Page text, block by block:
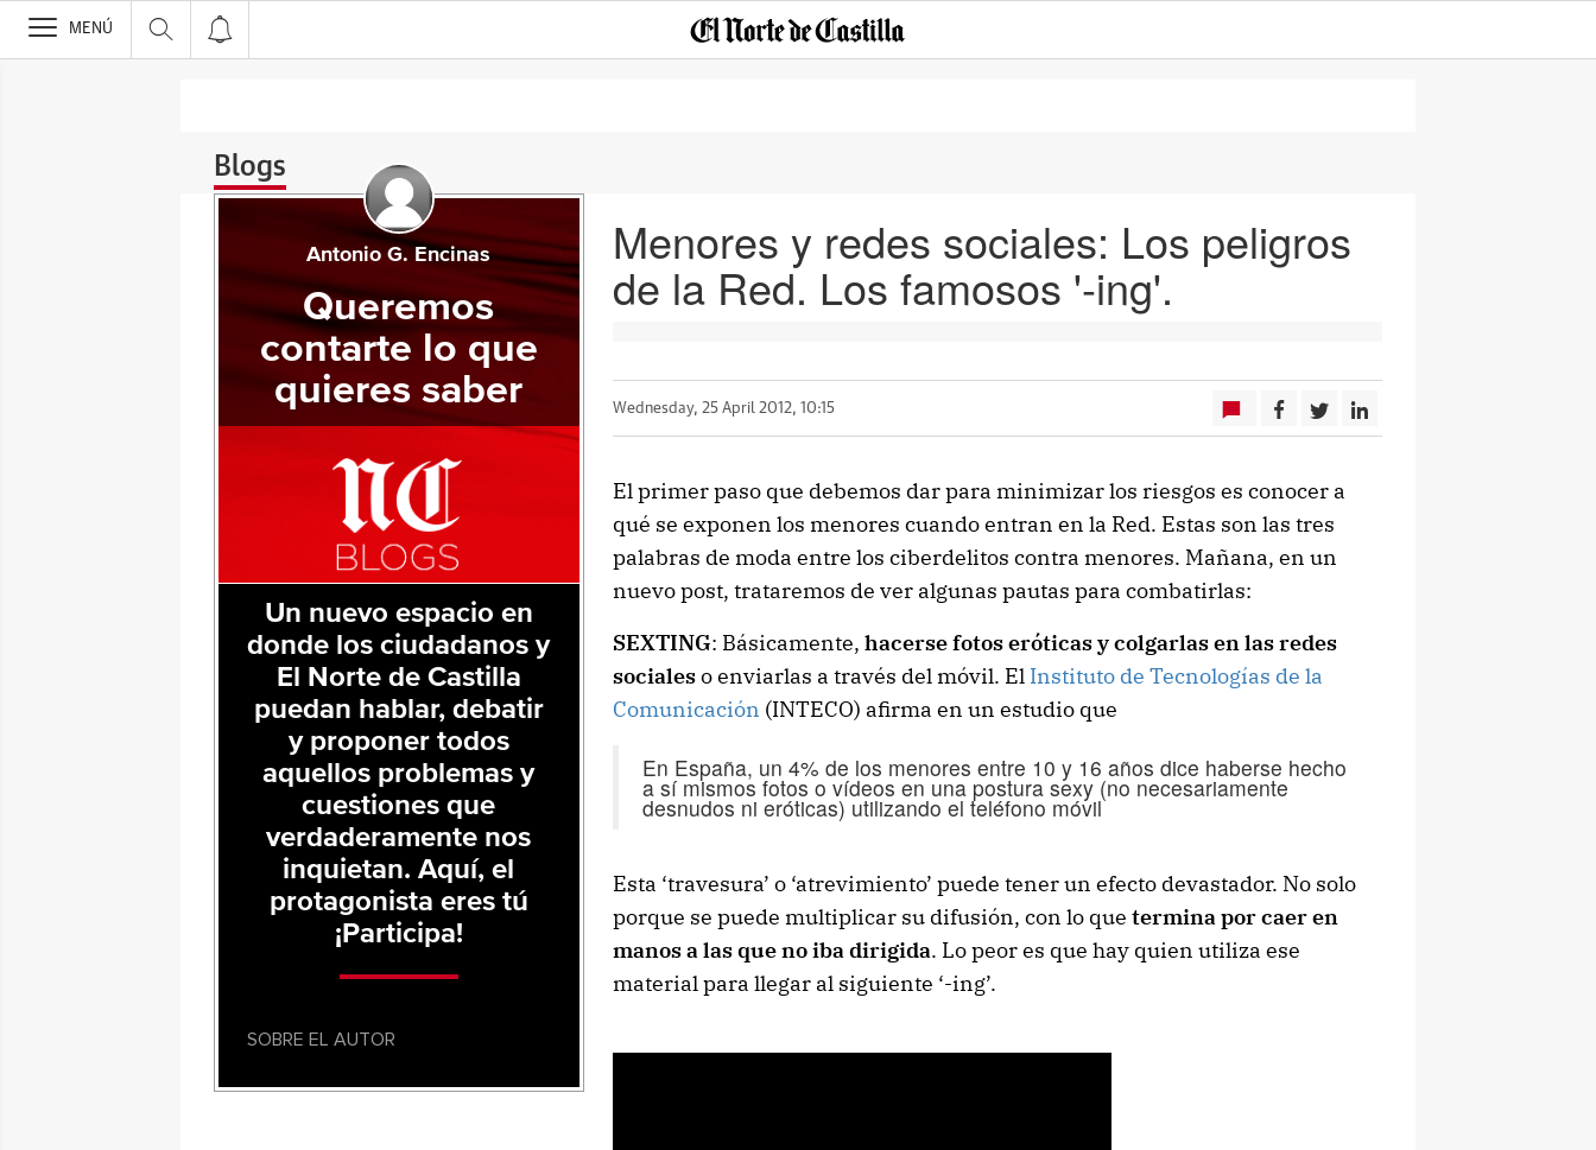
>
MENÚ
Blogs
Menores y redes sociales: Los peligros
de la Red. Los famosos '-ing'.
Wednesday, 25 April 2012, 10:15
El primer paso que debemos dar para minimizar los riesgos es conocer a
qué se exponen los menores cuando entran en la Red. Estas son las tres
palabras de moda entre los ciberdelitos contra menores. Mañana, en un
nuevo post, trataremos de ver algunas pautas para combatirlas:
SEXTING: Básicamente, hacerse fotos eróticas y colgarlas en las redes
socialeso enviarlas a través del móvil. El Instituto de Tecnologías de la
Comunicación (INTECO) afirma en un estudio que
En España, un 4% de los menores entre 10 y 16 años dice haberse hecho
a sí mismos fotos o vídeos en una postura sexy (no necesariamente
desnudos ni eróticas) utilizando el teléfono móvil
Esta ‘travesura’ o ‘atrevimiento’ puede tener un efecto devastador. No solo
porque se puede multiplicar su difusión, con lo que termina por caer en
manos a las que no iba dirigida. Lo peor es que hay quien utiliza ese
material para llegar al siguiente ‘-ing’.
Antonio G. Encinas
Queremos
contarte lo que
quieres saber
Un nuevo espacio en
donde los ciudadanos y
El Norte de Castilla
puedan hablar, debatir
y proponer todos
aquellos problemas y
cuestiones que
verdaderamente nos
inquietan. Aquí, el
protagonista eres tú
¡Participa!
SOBRE EL AUTOR